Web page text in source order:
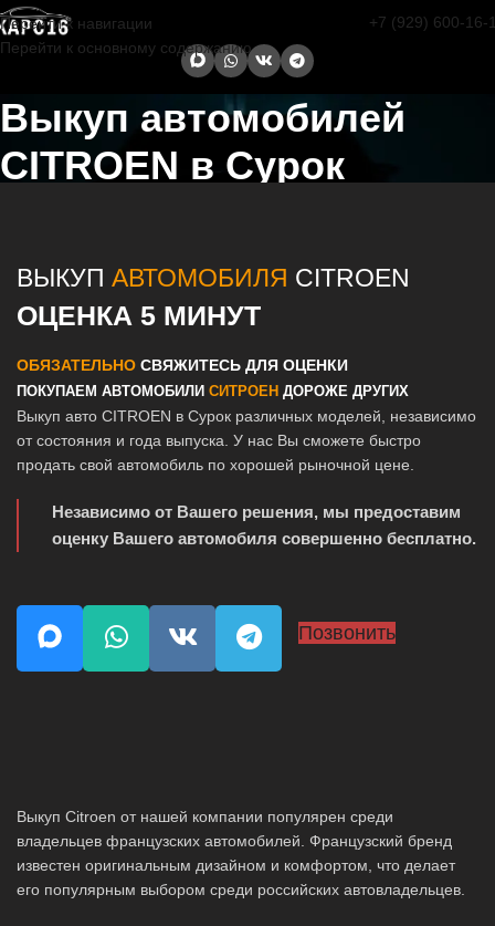
Перейти к навигации
Перейти к основному содержанию
+7 (929) 600-16-
Выкуп автомобилей
CITROEN в Сурок
ВЫКУП АВТОМОБИЛЯ CITROEN
ОЦЕНКА 5 МИНУТ
ОБЯЗАТЕЛЬНО СВЯЖИТЕСЬ ДЛЯ ОЦЕНКИ
ПОКУПАЕМ АВТОМОБИЛИ СИТРОЕН ДОРОЖЕ ДРУГИХ
Выкуп авто CITROEN в Сурок различных моделей, независимо
от состояния и года выпуска. У нас Вы сможете быстро
продать свой автомобиль по хорошей рыночной цене.
Независимо от Вашего решения, мы предоставим
оценку Вашего автомобиля совершенно бесплатно.
Позвонить
Выкуп Citroen от нашей компании популярен среди
владельцев французских автомобилей. Французский бренд
известен оригинальным дизайном и комфортом, что делает
его популярным выбором среди российских автовладельцев.